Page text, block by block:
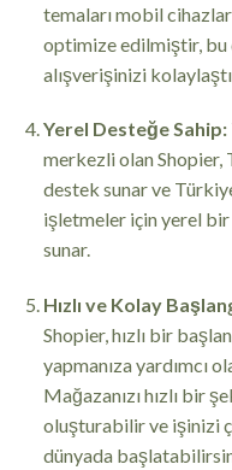
temaları mobil
optimize edilmiştir, bu
alışverişinizi
Yerel Desteğe Sahip:
merkezli olan Shopier,
destek sunar ve
işletmeler için yerel
sunar.
Hızlı ve Kolay
Shopier, hızlı bir
yapmanıza yardımcı
Mağazanızı hızlı bir
oluşturabilir ve işinizi
dünyada